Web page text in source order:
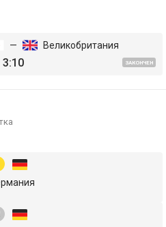
— Великобритания
3:10 ЗАКОНЧЕН